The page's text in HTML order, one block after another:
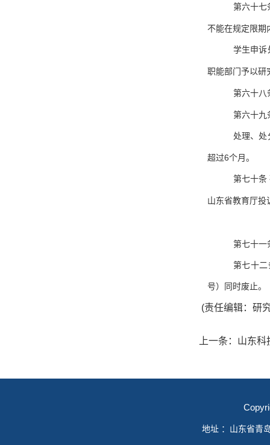
第六十七
不能在规定限期
学生申诉
职能部门予以研
第六十八
第六十九
处理、
超过6个月。
第七十条
山东省教育厅投
第七十一
第七十
号）同时废止。
(责任编辑：研
上一条： 山东科
地址 ：山东省青